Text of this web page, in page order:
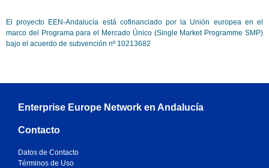
La red de gestión de
base de datos para
negocios más grande
El proyecto EEN-Andalucía está cofinanciado por la Unión europea en el
marco del Programa para el Mercado Único (Single Market Programme SMP)
bajo el acuerdo de subvención nº 10213682
Enterprise Europe Network en Andalucía
Contacto
Datos de Contacto
Términos de Uso